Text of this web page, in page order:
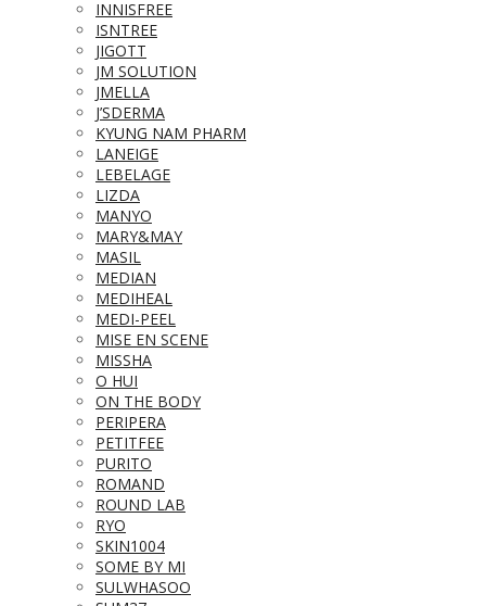
INNISFREE
ISNTREE
JIGOTT
JM SOLUTION
JMELLA
J’SDERMA
KYUNG NAM PHARM
LANEIGE
LEBELAGE
LIZDA
MANYO
MARY&MAY
MASIL
MEDIAN
MEDIHEAL
MEDI-PEEL
MISE EN SCENE
MISSHA
O HUI
ON THE BODY
PERIPERA
PETITFEE
PURITO
ROMAND
ROUND LAB
RYO
SKIN1004
SOME BY MI
SULWHASOO